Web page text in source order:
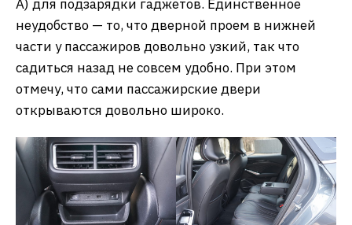
A) для подзарядки гаджетов. Единственное
неудобство — то, что дверной проем в нижней
части у пассажиров довольно узкий, так что
садиться назад не совсем удобно. При этом
отмечу, что сами пассажирские двери
открываются довольно широко.